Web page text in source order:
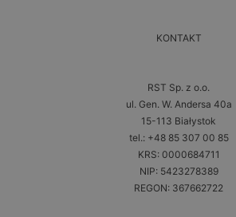
KONTAKT
RST Sp. z o.o.
ul. Gen. W. Andersa 40a
15-113 Białystok
tel.: +48 85 307 00 85
KRS: 0000684711
NIP: 5423278389
REGON: 367662722